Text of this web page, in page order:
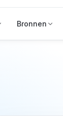
Bronnen